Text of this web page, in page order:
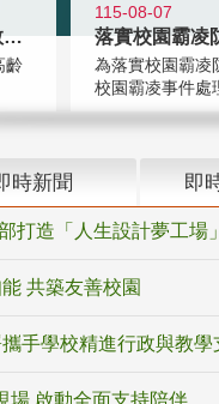
高齡不是終點而是夢想起點！教育部打
齡
115-08-07
為落實校園霸凌
校園霸凌事件處
時新聞 即
打造「人生設計夢工場
共築友善校園
手學校精進行政與教學